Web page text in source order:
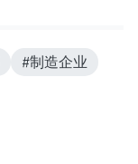
#制造企业